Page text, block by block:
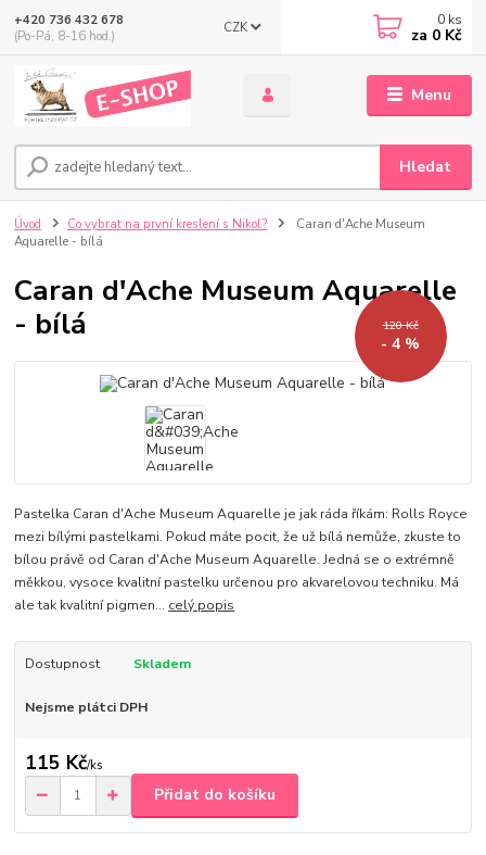
Menu
CZK
Hledat
+420 736 432 678
(Po-Pá, 8-16 hod.)
0 ks
za 0 Kč
Úvod Co vybrat na první kreslení s Nikol?
Caran d'Ache Museum
Aquarelle - bílá
Caran d'Ache Museum Aquarelle
- bílá
120 Kč
- 4 %
Pastelka Caran d'Ache Museum Aquarelle je jak ráda říkám: Rolls Royce
mezi bílými pastelkami. Pokud máte pocit, že už bílá nemůže, zkuste to
bílou právě od Caran d'Ache Museum Aquarelle. Jedná se o extrémně
měkkou, vysoce kvalitní pastelku určenou pro akvarelovou techniku. Má
ale tak kvalitní pigmen... celý popis
Dostupnost Skladem
Nejsme plátci DPH
115 Kč/ks
Přidat do košíku